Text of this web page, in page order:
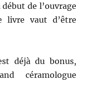
début de l’ouvrage
livre vaut d’être
déjà du bonus,
céramologue